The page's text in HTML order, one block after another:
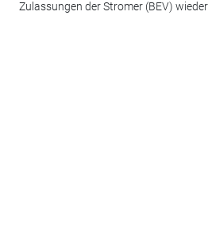
Zulassungen der Stromer (BEV) wieder